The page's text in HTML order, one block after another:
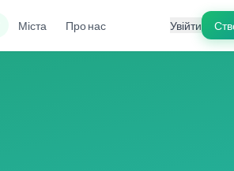
Міста Про нас Увійти